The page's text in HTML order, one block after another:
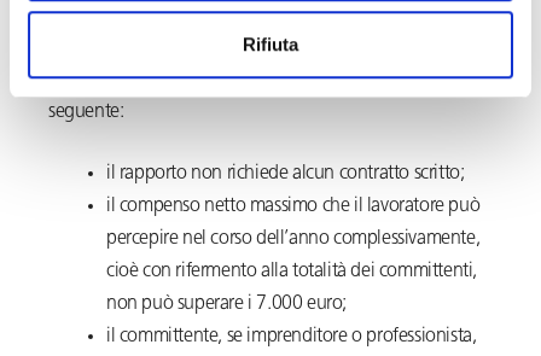
Rifiuta
aziendale.
In breve oggila disciplina del lavoro accessorioè la
seguente:
il rapporto non richiede alcun contratto scritto;
il compenso netto massimo che il lavoratore può
percepire nel corso dell’anno complessivamente,
cioè con rifermento alla totalità dei committenti,
non può superare i 7.000 euro;
il committente, se imprenditore o professionista,